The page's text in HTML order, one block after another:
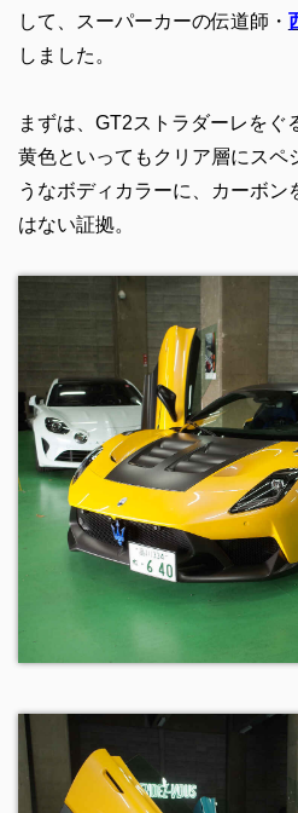
して、スーパーカーの伝道師・
しました。
まずは、GT2ストラダーレをぐ
黄色といってもクリア層にスペ
うなボディカラーに、カーボ
はない証拠。